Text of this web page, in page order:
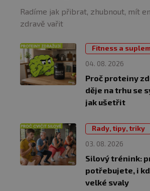
Radíme jak přibrat, zhubnout, mít
zdravě vařit
04. 08. 2026
Fitness a
Proč proteiny
děje na trhu se
jak ušetřit
03. 08. 2026
Rady, tipy, triky
Silový trénink:
potřebujete, i
velké svaly